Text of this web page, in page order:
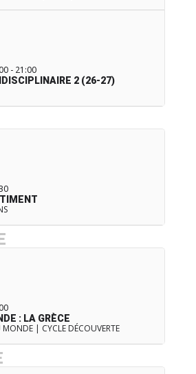
- 21:00
2 (26-27)
: LA GRÈCE
| CYCLE DÉCOUVERTE